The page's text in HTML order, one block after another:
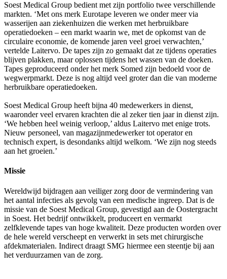
Soest Medical Group bedient met zijn portfolio twee verschillende
markten. ‘Met ons merk Eurotape leveren we onder meer via
wasserijen aan ziekenhuizen die werken met herbruikbare
operatiedoeken – een markt waarin we, met de opkomst van de
circulaire economie, de komende jaren veel groei verwachten,’
vertelde Laitervo. De tapes zijn zo gemaakt dat ze tijdens operaties
blijven plakken, maar oplossen tijdens het wassen van de doeken.
Tapes geproduceerd onder het merk Somed zijn bedoeld voor de
wegwerpmarkt. Deze is nog altijd veel groter dan die van moderne
herbruikbare operatiedoeken.
Soest Medical Group heeft bijna 40 medewerkers in dienst,
waaronder veel ervaren krachten die al zeker tien jaar in dienst zijn.
‘We hebben heel weinig verloop,’ aldus Laitervo met enige trots.
Nieuw personeel, van magazijnmedewerker tot operator en
technisch expert, is desondanks altijd welkom. ‘We zijn nog steeds
aan het groeien.’
Missie
Wereldwijd bijdragen aan veiliger zorg door de vermindering van
het aantal infecties als gevolg van een medische ingreep. Dat is de
missie van de Soest Medical Group, gevestigd aan de Oostergracht
in Soest. Het bedrijf ontwikkelt, produceert en vermarkt
zelfklevende tapes van hoge kwaliteit. Deze producten worden over
de hele wereld verscheept en verwerkt in sets met chirurgische
afdekmaterialen. Indirect draagt SMG hiermee een steentje bij aan
het verduurzamen van de zorg.